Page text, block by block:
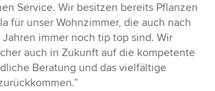
Service. Wir besitzen bereits Pflanzen
für unser Wohnzimmer, die auch nach
immer noch tip top sind. Wir
auch in Zukunft auf die kompetente
Beratung und das vielfältige